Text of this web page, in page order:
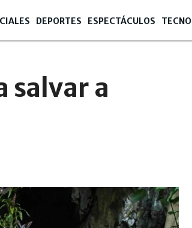
DEPORTES ESPECTÁCULOS TECNO
salvar a